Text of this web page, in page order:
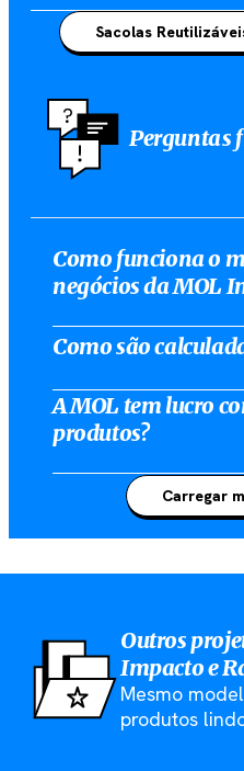
Sacolas
Perguntas
Como funciona o
negócios da MOL
Como são
A MOL tem lucro
produtos?
Carregar
Outros
Impacto e
Mesmo
produtos